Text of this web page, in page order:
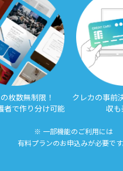
枚数無制限！
者で作り分け可能
クレカの事前
収も
※ 一部機能のご利用には
有料プランのお申込みが必要です